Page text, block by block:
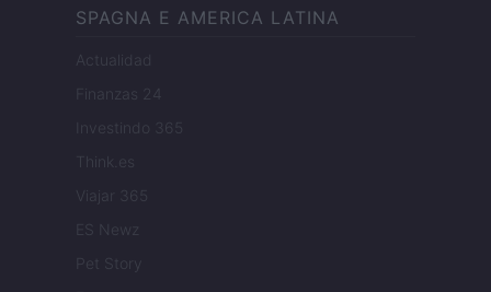
SPAGNA E AMERICA LATINA
Actualidad
Finanzas 24
Investindo 365
Think.es
Viajar 365
ES Newz
Pet Story